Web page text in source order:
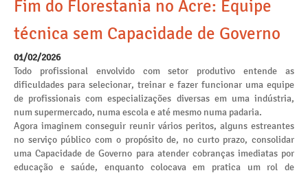
Fim do Florestania no Acre: Equipe
técnica sem Capacidade de Governo
01/02/2026
Todo profissional envolvido com setor produtivo entende as
dificuldades para selecionar, treinar e fazer funcionar uma equipe
de profissionais com especializações diversas em uma indústria,
num supermercado, numa escola e até mesmo numa padaria.
Agora imaginem conseguir reunir vários peritos, alguns estreantes
no serviço público com o propósito de, no curto prazo, consolidar
uma Capacidade de Governo para atender cobranças imediatas por
educação e saúde, enquanto colocava em pratica um rol de